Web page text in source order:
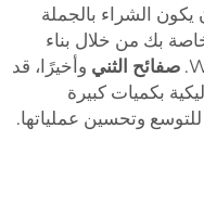
يكون الشراء بالجملة
بك من خلال بناء
صفائح الثني وأخيرًا، قد
بكميات كبيرة
وتحسين عملياتها.